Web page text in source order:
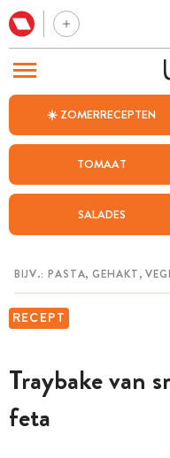
☀️ ZOMERRECEPTEN
TOMAAT
SALADES
RECEPT
Traybake van
feta
BEZOEK ONZE ANDERE WEBSITES
WEEKMENU
CHAT MET MAIA
MIJN BEWAARDE RECEPTEN